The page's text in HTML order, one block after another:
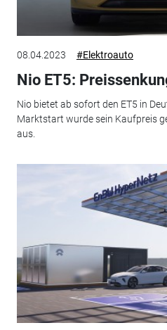
08.04.2023 #Elektroauto
Nio ET5:
Nio bietet ab sofort den ET5 in
Marktstart wurde sein Kaufpreis
aus.